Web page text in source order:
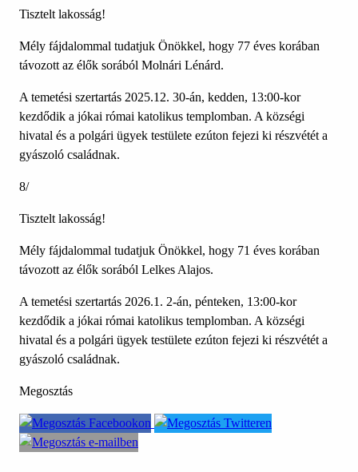
Tisztelt lakosság!
Mély fájdalommal tudatjuk Önökkel, hogy 77 éves korában
távozott az élők sorából Molnári Lénárd.
A temetési szertartás 2025.12. 30-án, kedden, 13:00-kor
kezdődik a jókai római katolikus templomban. A községi
hivatal és a polgári ügyek testülete ezúton fejezi ki részvétét a
gyászoló családnak.
8/
Tisztelt lakosság!
Mély fájdalommal tudatjuk Önökkel, hogy 71 éves korában
távozott az élők sorából Lelkes Alajos.
A temetési szertartás 2026.1. 2-án, pénteken, 13:00-kor
kezdődik a jókai római katolikus templomban. A községi
hivatal és a polgári ügyek testülete ezúton fejezi ki részvétét a
gyászoló családnak.
Megosztás